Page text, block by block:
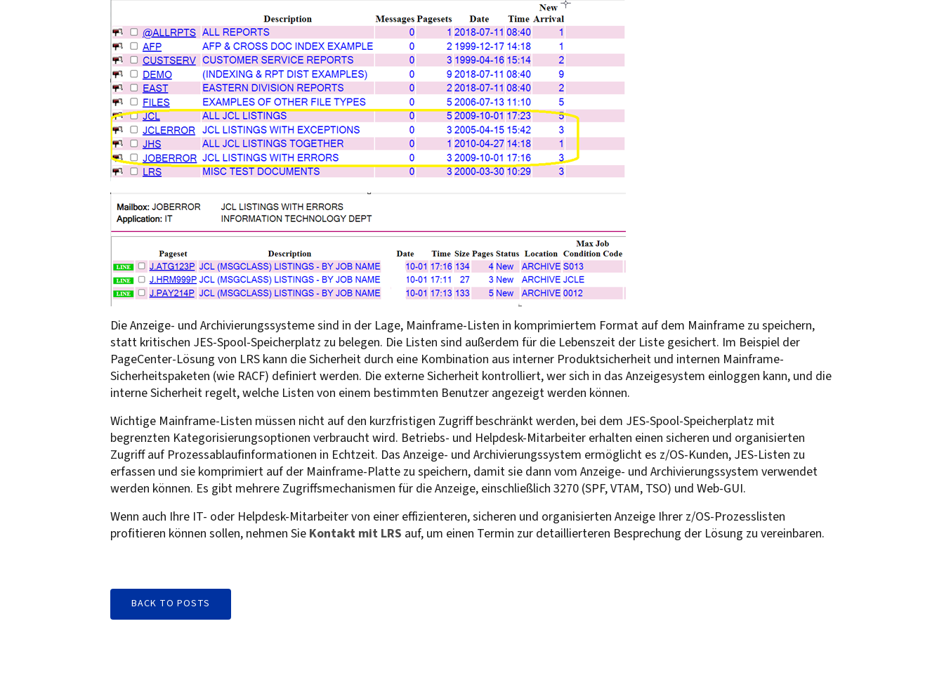
Die Anzeige- und Archivierungssysteme sind in der Lage, Mainframe-Listen in komprimiertem Format auf dem Mainframe zu speichern,
statt kritischen JES-Spool-Speicherplatz zu belegen. Die Listen sind außerdem für die Lebenszeit der Liste gesichert. Im Beispiel der
PageCenter-Lösung von LRS kann die Sicherheit durch eine Kombination aus interner Produktsicherheit und internen Mainframe-
Sicherheitspaketen (wie RACF) definiert werden. Die externe Sicherheit kontrolliert, wer sich in das Anzeigesystem einloggen kann, und die
interne Sicherheit regelt, welche Listen von einem bestimmten Benutzer angezeigt werden können.
Wichtige Mainframe-Listen müssen nicht auf den kurzfristigen Zugriff beschränkt werden, bei dem JES-Spool-Speicherplatz mit
begrenzten Kategorisierungsoptionen verbraucht wird. Betriebs- und Helpdesk-Mitarbeiter erhalten einen sicheren und organisierten
Zugriff auf Prozessablaufinformationen in Echtzeit. Das Anzeige- und Archivierungssystem ermöglicht es z/OS-Kunden, JES-Listen zu
erfassen und sie komprimiert auf der Mainframe-Platte zu speichern, damit sie dann vom Anzeige- und Archivierungssystem verwendet
werden können. Es gibt mehrere Zugriffsmechanismen für die Anzeige, einschließlich 3270 (SPF, VTAM, TSO) und Web-GUI.
Wenn auch Ihre IT- oder Helpdesk-Mitarbeiter von einer effizienteren, sicheren und organisierten Anzeige Ihrer z/OS-Prozesslisten
profitieren können sollen, nehmen Sie Kontakt mit LRS auf, um einen Termin zur detaillierteren Besprechung der Lösung zu vereinbaren.
BACK TO POSTS